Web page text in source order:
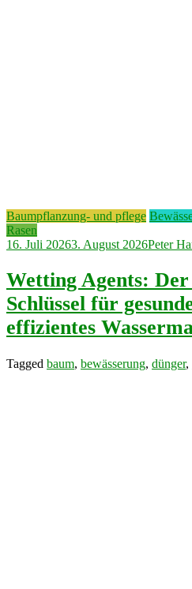
Baumpflanzung- und pflege
Rasen
16. Juli 20263. August 2026Peter
Wetting Agents:
Schlüssel für
effizientes
Tagged baum, bewässerung, dünger,